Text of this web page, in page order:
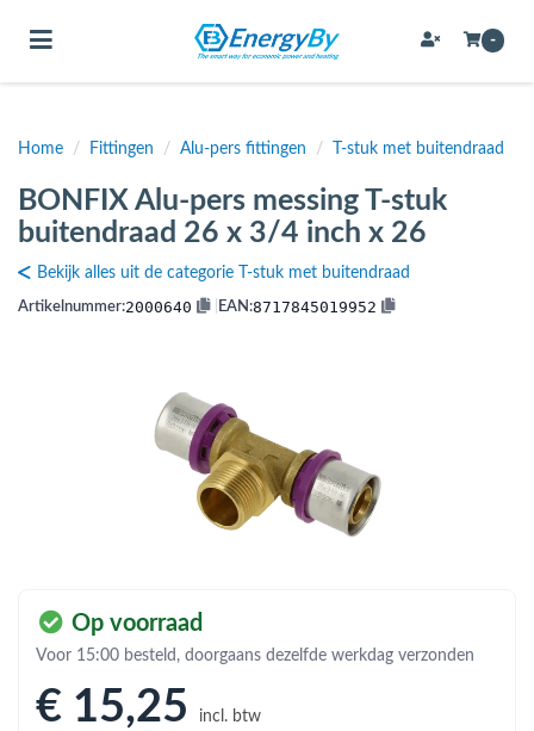
(Bevestigingsmateriaal / schroeven)
(Buffervaten, hygiene boilers & boilervaten)
(Expansievaten)
(Flexibele slangen)
(Installatiemateriaal)
Toggle navigation -
Home / Fittingen / Alu-pers fittingen / T-stuk met buitendraad
BONFIX Alu-pers messing T-stuk
buitendraad 26 x 3/4 inch x 26
Bekijk alles uit de categorie T-stuk met buitendraad
Artikelnummer:2000640 EAN:8717845019952
Op voorraad
Voor 15:00 besteld, doorgaans dezelfde werkdag verzonden
€ 15,25 incl. btw